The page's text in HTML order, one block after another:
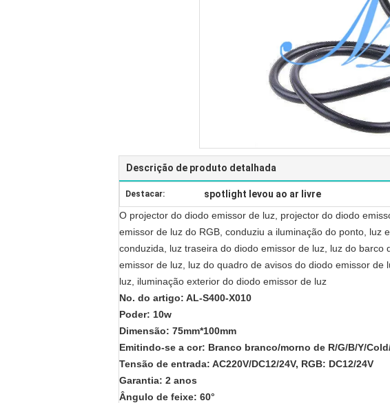
Descrição de produto detalhada
Destacar:
spotlight levou ao ar livre
O projector do diodo emissor de luz, projector do diodo
emissor de luz do RGB, conduziu a iluminação do ponto,
conduzida, luz traseira do diodo emissor de luz, luz do
emissor de luz, luz do quadro de avisos do diodo emissor
luz, iluminação exterior do diodo emissor de luz
No. do artigo: AL-S400-X010
Poder: 10w
Dimensão: 75mm*100mm
Emitindo-se a cor: Branco branco/morno de R/G/B/Y/
Tensão de entrada: AC220V/DC12/24V, RGB: DC12/24V
Garantia: 2 anos
Ângulo de feixe: 60°